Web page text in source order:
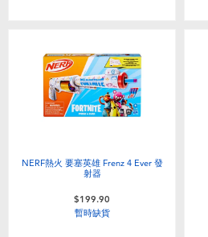
NERF熱火 要塞英雄 Frenz 4 Ever 發
射器
$199.90
暫時缺貨